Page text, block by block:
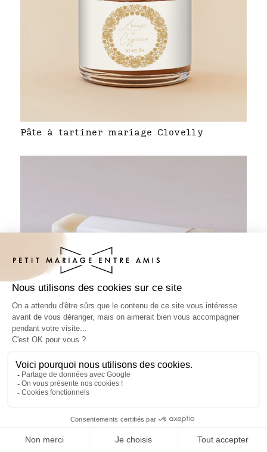
Pâte à tartiner mariage Clovelly
Habillage savon mariage Clovelly